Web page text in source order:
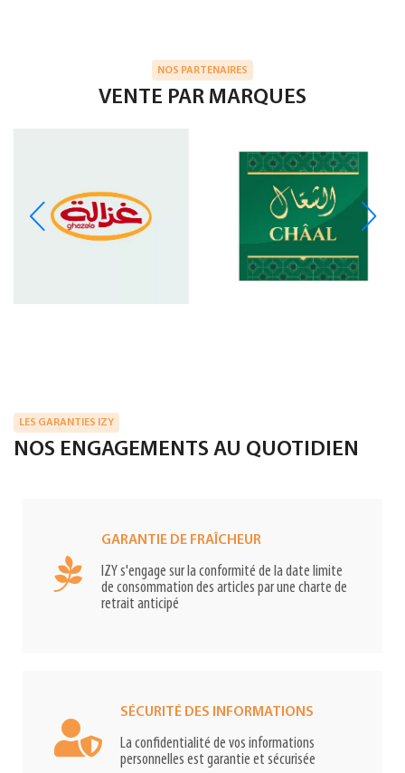
NOS PARTENAIRES
VENTE PAR MARQUES
LES GARANTIES IZY
NOS ENGAGEMENTS AU QUOTIDIEN
GARANTIE DE FRAÎCHEUR
IZY s'engage sur la conformité de la date limite
de consommation des articles par une charte de
retrait anticipé
SÉCURITÉ DES INFORMATIONS
La confidentialité de vos informations
personnelles est garantie et sécurisée